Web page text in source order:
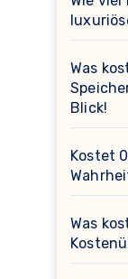
Was
Blick!
Kostet
Was